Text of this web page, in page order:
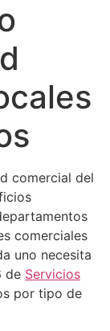
comercial del
comerciales
uno necesita
de Servicios
por tipo de